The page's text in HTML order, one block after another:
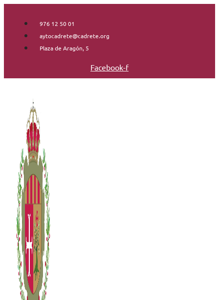
contenido
976 12 50 01
aytocadrete@cadrete.org
Plaza de Aragón, 5
Facebook-f